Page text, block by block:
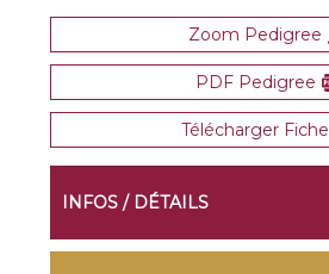
Zoom Pedigree
PDF Pedigree
Télécharger Fiche
INFOS / DÉTAILS